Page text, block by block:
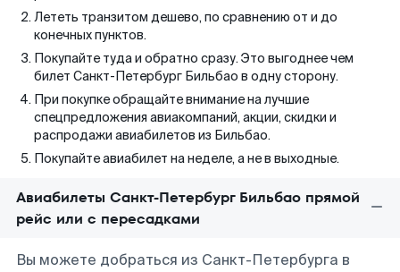
Лететь транзитом дешево, по сравнению от и до
конечных пунктов.
Покупайте туда и обратно сразу. Это выгоднее чем
билет Санкт-Петербург Бильбао в одну сторону.
При покупке обращайте внимание на лучшие
спецпредложения авиакомпаний, акции, скидки и
распродажи авиабилетов из Бильбао.
Покупайте авиабилет на неделе, а не в выходные.
Авиабилеты Санкт-Петербург Бильбао прямой
рейс или с пересадками
Вы можете добраться из Санкт-Петербурга в